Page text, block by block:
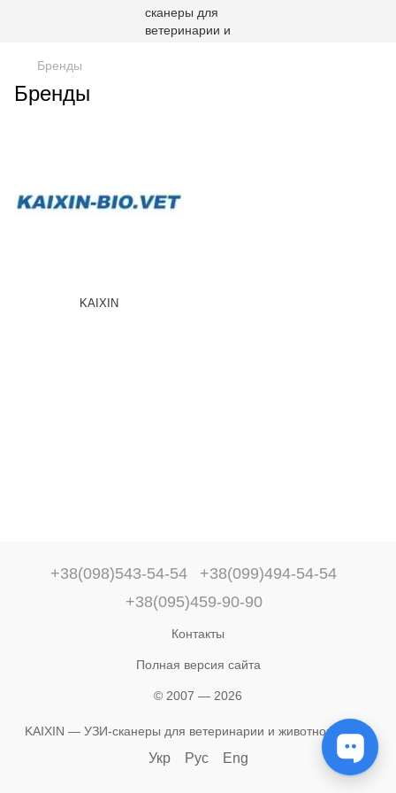
Бренды
Бренды
KAIXIN
+38(098)543-54-54
+38(099)494-54-54
+38(095)459-90-90
Контакты
Полная версия сайта
© 2007 — 2026
KAIXIN — УЗИ-сканеры для ветеринарии и животноводства
Укр Рус Eng